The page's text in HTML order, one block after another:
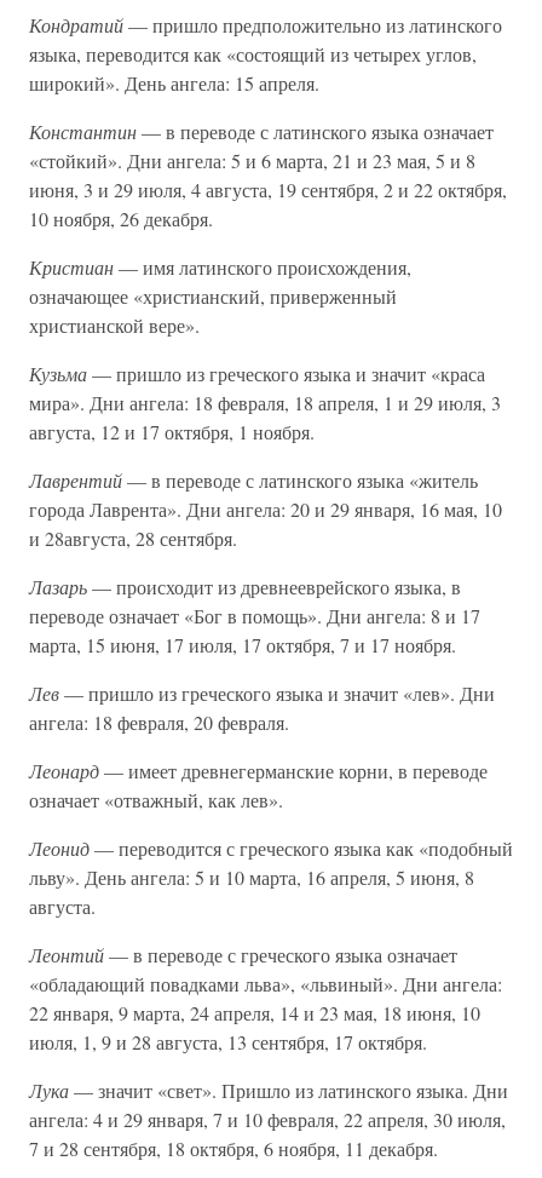
Кондратий— пришло предположительно из латинского
языка, переводится как «состоящий из четырех углов,
широкий». День ангела: 15 апреля.
Константин— в переводе с латинского языка означает
«стойкий». Дни ангела: 5 и 6 марта, 21 и 23 мая, 5 и 8
июня, 3 и 29 июля, 4 августа, 19 сентября, 2 и 22 октября,
10 ноября, 26 декабря.
Кристиан— имя латинского происхождения,
означающее «христианский, приверженный
христианской вере».
Кузьма— пришло из греческого языка и значит «краса
мира». Дни ангела: 18 февраля, 18 апреля, 1 и 29 июля, 3
августа, 12 и 17 октября, 1 ноября.
Лаврентий— в переводе с латинского языка «житель
города Лаврента». Дни ангела: 20 и 29 января, 16 мая, 10
и 28августа, 28 сентября.
Лазарь— происходит из древнееврейского языка, в
переводе означает «Бог в помощь». Дни ангела: 8 и 17
марта, 15 июня, 17 июля, 17 октября, 7 и 17 ноября.
Лев— пришло из греческого языка и значит «лев». Дни
ангела: 18 февраля, 20 февраля.
Леонард— имеет древнегерманские корни, в переводе
означает «отважный, как лев».
Леонид— переводится с греческого языка как «подобный
льву». День ангела: 5 и 10 марта, 16 апреля, 5 июня, 8
августа.
Леонтий— в переводе с греческого языка означает
«обладающий повадками льва», «львиный». Дни ангела:
22 января, 9 марта, 24 апреля, 14 и 23 мая, 18 июня, 10
июля, 1, 9 и 28 августа, 13 сентября, 17 октября.
Лука— значит «свет». Пришло из латинского языка. Дни
ангела: 4 и 29 января, 7 и 10 февраля, 22 апреля, 30 июля,
7 и 28 сентября, 18 октября, 6 ноября, 11 декабря.